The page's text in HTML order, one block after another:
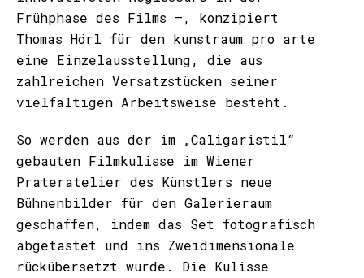
Frühphase des Films –, konzipiert
Thomas Hörl für den kunstraum pro arte
eine Einzelausstellung, die aus
zahlreichen Versatzstücken seiner
vielfältigen Arbeitsweise besteht.
So werden aus der im „Caligaristil“
gebauten Filmkulisse im Wiener
Prateratelier des Künstlers neue
Bühnenbilder für den Galerieraum
geschaffen, indem das Set fotografisch
abgetastet und ins Zweidimensionale
rückübersetzt wurde. Die Kulisse